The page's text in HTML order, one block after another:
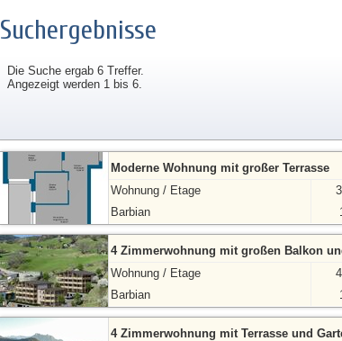
Suchergebnisse
Die Suche ergab 6 Treffer.
Angezeigt werden 1 bis 6.
Moderne Wohnung mit großer Terrasse
Wohnung / Etage
Barbian
4 Zimmerwohnung mit großen Balkon
Wohnung / Etage
Barbian
4 Zimmerwohnung mit Terrasse und